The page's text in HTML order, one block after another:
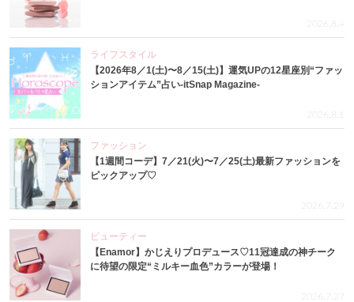
2026.8.4
ライフスタイル
【2026年8／1(土)〜8／15(土)】運気UPの12星座別“ファッ
ションアイテム”占い-itSnap Magazine-
2026.8.1
ファッション
【1週間コーデ】7／21(火)〜7／25(土)最新ファッションを
ピックアップ♡
2026.7.29
ビューティー
【Enamor】かじえりプロデュース♡11冠達成の神チーク
に待望の限定“ミルキー血色”カラーが登場！
2026.7.27